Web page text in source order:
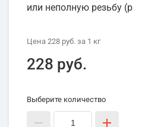
или неполную резьбу (р
Цена 228 руб. за 1 кг
228 руб.
Выберите количество